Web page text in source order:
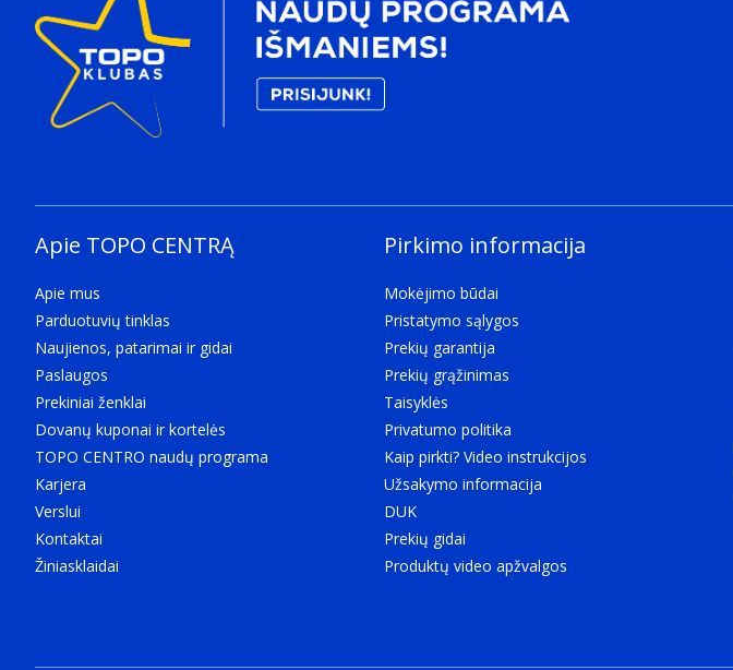
Apie TOPO CENTRĄ
Apie mus
Parduotuvių tinklas
Naujienos, patarimai ir gidai
Paslaugos
Prekiniai ženklai
Dovanų kuponai ir kortelės
TOPO CENTRO naudų programa
Karjera
Verslui
Kontaktai
Žiniasklaidai
Pirkimo informacija
Mokėjimo būdai
Pristatymo sąlygos
Prekių garantija
Prekių grąžinimas
Taisyklės
Privatumo politika
Kaip pirkti? Video instrukcijos
Užsakymo informacija
DUK
Prekių gidai
Produktų video apžvalgos